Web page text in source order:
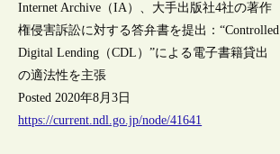
Internet Archive（IA）、大手出版社4社の著作
権侵害訴訟に対する答弁書を提出：“Controlled
Digital Lending（CDL）”による電子書籍貸出
の適法性を主張
Posted 2020年8月3日
https://current.ndl.go.jp/node/41641